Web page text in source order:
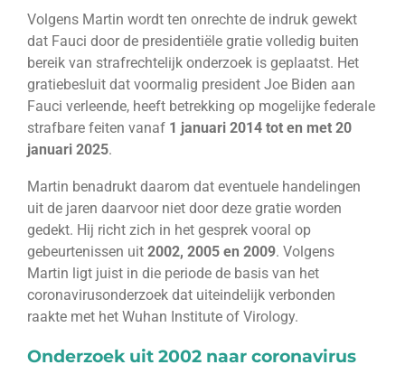
Volgens Martin wordt ten onrechte de indruk gewekt
dat Fauci door de presidentiële gratie volledig buiten
bereik van strafrechtelijk onderzoek is geplaatst. Het
gratiebesluit dat voormalig president Joe Biden aan
Fauci verleende, heeft betrekking op mogelijke federale
strafbare feiten vanaf 1 januari 2014 tot en met 20
januari 2025.
Martin benadrukt daarom dat eventuele handelingen
uit de jaren daarvoor niet door deze gratie worden
gedekt. Hij richt zich in het gesprek vooral op
gebeurtenissen uit 2002, 2005 en 2009. Volgens
Martin ligt juist in die periode de basis van het
coronavirusonderzoek dat uiteindelijk verbonden
raakte met het Wuhan Institute of Virology.
Onderzoek uit 2002 naar coronavirus